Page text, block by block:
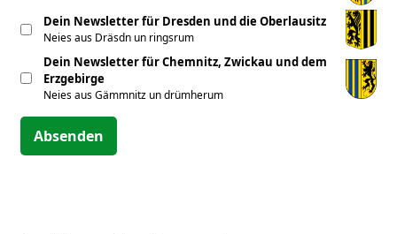
Dein Newsletter für Dresden und die Oberlausitz
Neies aus Dräsdn un ringsrum
Dein Newsletter für Chemnitz, Zwickau und dem
Erzgebirge
Neies aus Gämmnitz un drümherum
Absenden